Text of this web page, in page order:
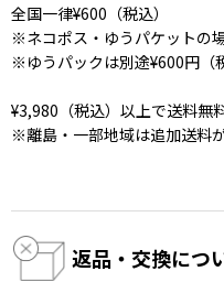
全国一律¥600（税込）
※ネコポス・ゆうパケットの
※ゆうパックは別途¥600円（
¥3,980（税込）以上で送料無
※離島・一部地域は追加送料
返品・交換につ